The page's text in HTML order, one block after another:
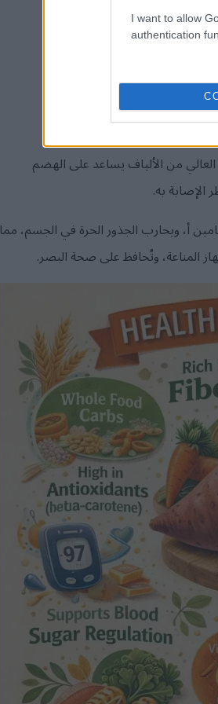
I want to allow
authentication
والحديد. كما أن محتواها العالي من الألياف يساعد على الهضم
به.
أ، ويحارب الجذور الحرة في الجسم، مما
المناعة، وتُحافظ على صحة البصر.